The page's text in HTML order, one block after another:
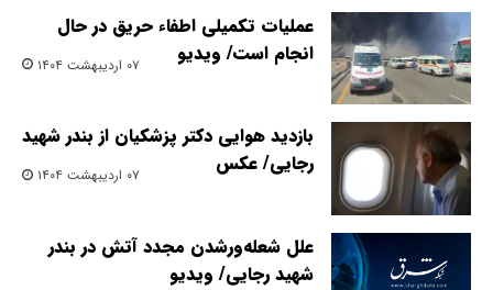
عملیات تکمیلی اطفاء حریق در حال
انجام است/ ویدیو
۰۷ اردیبهشت ۱۴۰۴
بازدید هوایی دکتر پزشکیان از بندر شهید
رجایی/ عکس
۰۷ اردیبهشت ۱۴۰۴
علل شعله‌ورشدن مجدد آتش در بندر
شهید رجایی/ ویدیو